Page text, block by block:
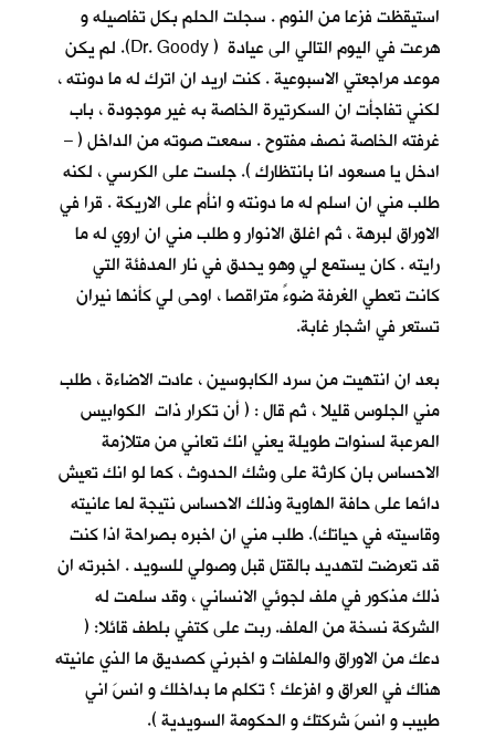
استيقظت فزعا من النوم . سجلت الحلم بكل تفاصيله و
هرعت في اليوم التالي الى عيادة ( Dr. Goody). لم يكن
موعد مراجعتي الاسبوعية . كنت اريد ان اترك له ما دونته ،
لكني تفاجأت ان السكرتيرة الخاصة به غير موجودة ، باب
غرفته الخاصة نصف مفتوح . سمعت صوته من الداخل ( –
ادخل يا مسعود انا بانتظارك ). جلست على الكرسي ، لكنه
طلب مني ان اسلم له ما دونته و انأم على الاريكة . قرا في
الاوراق لبرهة ، ثم اغلق الانوار و طلب مني ان اروي له ما
رايته . كان يستمع لي وهو يحدق في نار المدفئة التي
كانت تعطي الغرفة ضوءً متراقصا ، اوحى لي كأنها نيران
تستعر في اشجار غابة.
بعد ان انتهيت من سرد الكابوسين ، عادت الاضاءة ، طلب
مني الجلوس قليلا ، ثم قال : ( أن تكرار ذات الكوابيس
المرعبة لسنوات طويلة يعني انك تعاني من متلازمة
الاحساس بان كارثة على وشك الحدوث ، كما لو انك تعيش
دائما على حافة الهاوية وذلك الاحساس نتيجة لما عانيته
وقاسيته في حياتك). طلب مني ان اخبره بصراحة اذا كنت
قد تعرضت لتهديد بالقتل قبل وصولي للسويد . اخبرته ان
ذلك مذكور في ملف لجوئي الانساني ، وقد سلمت له
الشركة نسخة من الملف. ربت على كتفي بلطف قائلا: (
دعك من الاوراق والملفات و اخبرني كصديق ما الذي عانيته
هناك في العراق و افزعك ؟ تكلم ما بداخلك و انسَ اني
طبيب و انسَ شركتك و الحكومة السويدية ).